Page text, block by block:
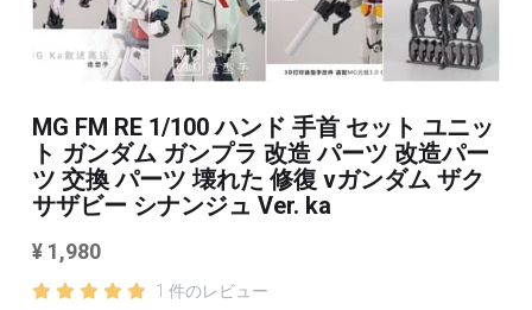
その他/ツール
お問い合わせ
利用規約
商品カテゴリー
MG FM RE 1/100 ハンド 手首 セット ユニッ
ト ガンダム ガンプラ 改造 パーツ 改造パー
ツ 交換 パーツ 壊れた 修復 νガンダム ザク
サザビー シナンジュ Ver. ka
¥ 1,980
1 件のレビュー
3Mサンディングスポンジ
デカール
その他 ツール